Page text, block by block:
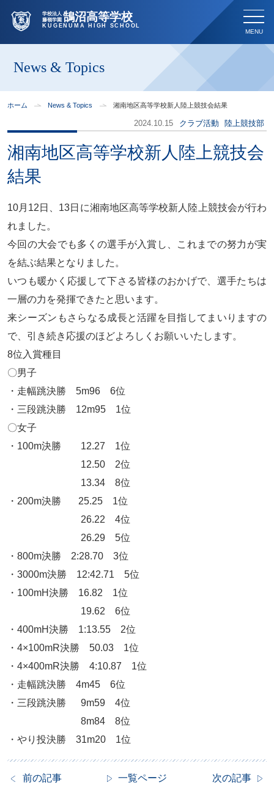
学校法人
藤嶺学園 鵠沼高等学校
KUGENUMA HIGH SCHOOL
News & Topics
ホーム News & Topics 湘南地区高等学校新人陸上競技会結果
2024.10.15 クラブ活動 陸上競技部
湘南地区高等学校新人陸上競技会
結果
10月12日、13日に湘南地区高等学校新人陸上競技会が行わ
れました。
今回の大会でも多くの選手が入賞し、これまでの努力が実
を結ぶ結果となりました。
いつも暖かく応援して下さる皆様のおかげで、選手たちは
一層の力を発揮できたと思います。
来シーズンもさらなる成長と活躍を目指してまいりますの
で、引き続き応援のほどよろしくお願いいたします。
8位入賞種目
〇男子
・走幅跳決勝 5m96 6位
・三段跳決勝 12m95 1位
〇女子
・100m決勝 12.27 1位
12.50 2位
13.34 8位
・200m決勝 25.25 1位
26.22 4位
26.29 5位
・800m決勝 2:28.70 3位
・3000m決勝 12:42.71 5位
・100mH決勝 16.82 1位
19.62 6位
・400mH決勝 1:13.55 2位
・4×100mR決勝 50.03 1位
・4×400mR決勝 4:10.87 1位
・走幅跳決勝 4m45 6位
・三段跳決勝 9m59 4位
8m84 8位
・やり投決勝 31m20 1位
前の記事 一覧ページ 次の記事